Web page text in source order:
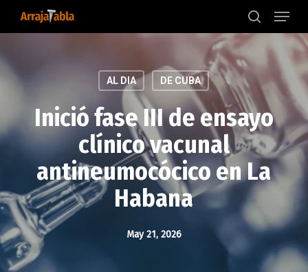
content
search
Menu
AL DIA DE CUBA
Inició fase III de ensayo
clínico vacunal
antineumocócico en La
Habana
May 21, 2026